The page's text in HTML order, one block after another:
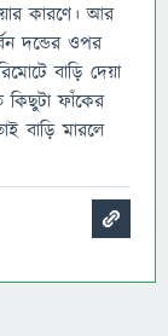
কারণে। আর
দন্ডের ওপর
বাড়ি দেয়া
ফাঁকের
বাড়ি মারলে